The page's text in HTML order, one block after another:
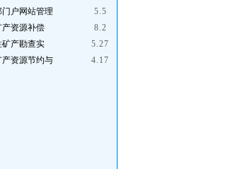
门户网站管理
5.5
资源补偿
8.2
产勘查实
5.27
资源节约与 4.17